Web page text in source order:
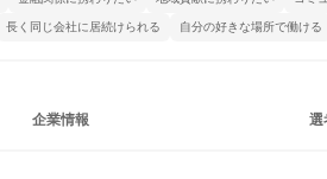
長く同じ会社に居続けられる 自分の好きな場所で働ける
企業情報 選